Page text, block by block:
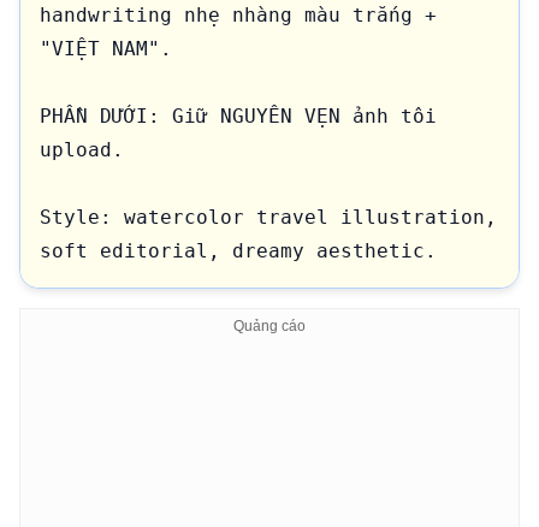
handwriting nhẹ nhàng màu trắng +
"VIỆT NAM".
PHẦN DƯỚI: Giữ NGUYÊN VẸN ảnh tôi
upload.
Style: watercolor travel illustration,
soft editorial, dreamy aesthetic.